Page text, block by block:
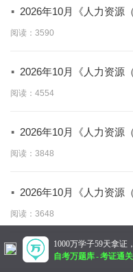
· 2026年10月《人力资源
阅读：3590
· 2026年10月《人力资源
考！！】
阅读：4554
· 2026年10月《人力资源
阅读：3848
· 2026年10月《人力资源
阅读：3648
1000万学子59天拿证
自考万题库-考证通